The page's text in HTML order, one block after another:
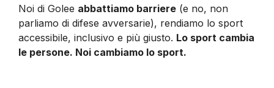
Noi di Golee abbattiamo barriere (e no, non
parliamo di difese avversarie), rendiamo lo sport
accessibile, inclusivo e più giusto. Lo sport cambia
le persone. Noi cambiamo lo sport.